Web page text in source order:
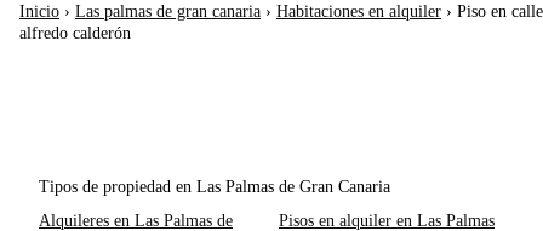
Inicio › Las palmas de gran canaria › Habitaciones en alquiler › Piso en calle
alfredo calderón
Tipos de propiedad en Las Palmas de Gran Canaria
Alquileres en Las Palmas de
Pisos en alquiler en Las Palmas